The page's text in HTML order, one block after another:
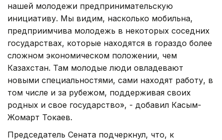
нашей молодежи предпринимательскую
инициативу. Мы видим, насколько мобильна,
предприимчива молодежь в некоторых соседних
государствах, которые находятся в гораздо более
сложном экономическом положении, чем
Казахстан. Там молодые люди овладевают
новыми специальностями, сами находят работу, в
том числе и за рубежом, поддерживая своих
родных и свое государство», - добавил Касым-
Жомарт Токаев.
Председатель Сената подчеркнул, что, к